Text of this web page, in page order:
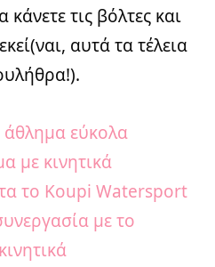
τις βόλτες και
αυτά τα τέλεια
άθλημα εύκολα
με κινητικά
το Koupi Watersport
με το